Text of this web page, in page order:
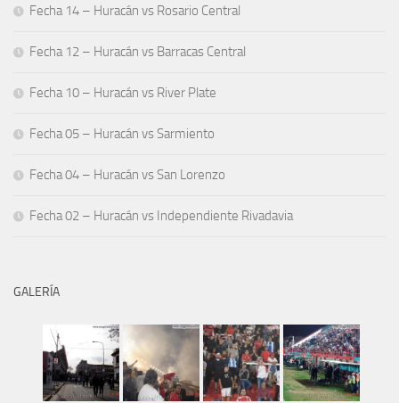
Fecha 14 – Huracán vs Rosario Central
Fecha 12 – Huracán vs Barracas Central
Fecha 10 – Huracán vs River Plate
Fecha 05 – Huracán vs Sarmiento
Fecha 04 – Huracán vs San Lorenzo
Fecha 02 – Huracán vs Independiente Rivadavia
GALERÍA